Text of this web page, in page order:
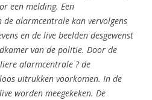
een melding. Een
de alarmcentrale kan vervolgens
en de live beelden desgewenst
van de politie. Door de
alarmcentrale ? de
uitrukken voorkomen. In de
worden meegekeken. De